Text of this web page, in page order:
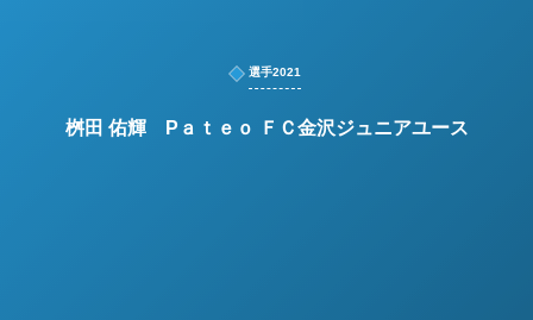
選手2021
桝田 佑輝 Pａｔｅｏ ＦＣ金沢ジュニアユース